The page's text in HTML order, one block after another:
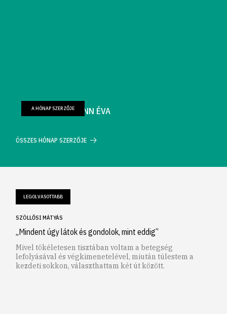
FARKAS WELLMANN ÉVA
A HÓNAP SZERZŐJE
ÖSSZES HÓNAP SZERZŐJE
LEGOLVASOTTABB
SZÖLLŐSI MÁTYÁS
„Mindent úgy látok és gondolok, mint eddig”
Mivel tökéletesen tisztában voltam a betegség
lefolyásával és végkimenetelével, miután túlestem a
kezdeti sokkon, választhattam két út között.